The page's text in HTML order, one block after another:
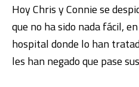
Hoy Chris y Connie se
que no ha sido nada fácil,
hospital donde lo han
les han negado que pase